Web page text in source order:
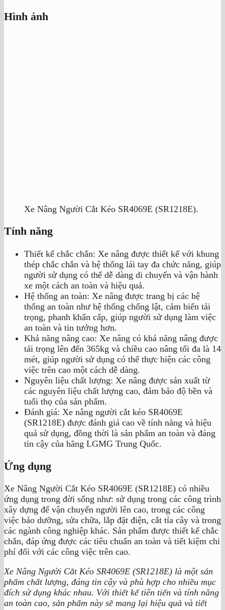
Hình ảnh
Xe Nâng Người Cắt Kéo SR4069E (SR1218E).
Tính năng
Thiết kế chắc chắn: Xe nâng được thiết kế với khung
thép chắc chắn và hệ thống lái tay đa chức năng, giúp
người sử dụng có thể dễ dàng di chuyển và vận hành
xe một cách an toàn và hiệu quả.
Hệ thống an toàn: Xe nâng được trang bị các hệ
thống an toàn như hệ thống chống lật, cảm biến tải
trọng, phanh khẩn cấp, giúp người sử dụng làm việc
an toàn và tin tưởng hơn.
Khả năng nâng cao: Xe nâng có khả năng nâng được
tải trọng lên đến 365kg và chiều cao nâng tối đa là 14
mét, giúp người sử dụng có thể thực hiện các công
việc trên cao một cách dễ dàng.
Nguyên liệu chất lượng: Xe nâng được sản xuất từ
các nguyên liệu chất lượng cao, đảm bảo độ bền và
tuổi thọ của sản phẩm.
Đánh giá: Xe nâng người cắt kéo SR4069E
(SR1218E) được đánh giá cao về tính năng và hiệu
quả sử dụng, đồng thời là sản phẩm an toàn và đáng
tin cậy của hãng LGMG Trung Quốc.
Ứng dụng
Xe Nâng Người Cắt Kéo SR4069E (SR1218E) có nhiều
ứng dụng trong đời sống như: sử dụng trong các công trình
xây dựng để vận chuyển người lên cao, trong các công
việc bảo dưỡng, sửa chữa, lắp đặt điện, cắt tỉa cây và trong
các ngành công nghiệp khác. Sản phẩm được thiết kế chắc
chắn, đáp ứng được các tiêu chuẩn an toàn và tiết kiệm chi
phí đối với các công việc trên cao.
Xe Nâng Người Cắt Kéo SR4069E (SR1218E) là một sản
phẩm chất lượng, đáng tin cậy và phù hợp cho nhiều mục
đích sử dụng khác nhau. Với thiết kế tiên tiến và tính năng
an toàn cao, sản phẩm này sẽ mang lại hiệu quả và tiết